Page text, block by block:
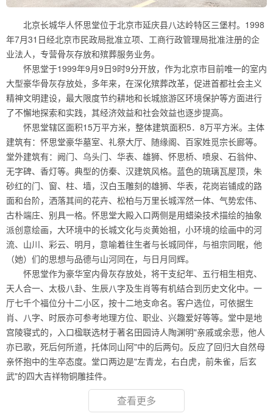
北京长城华人怀思堂位于北京市延庆县八达岭特区三堡村。1998
年7月31日经北京市民政局批准立项、工商行政管理局批准注册的企
业法人，专营骨灰存放和殡葬服务业务。
怀思堂于1999年9月9日9时9分开放，作为北京市目前唯一的室内
大型豪华骨灰存放处，多年来，在深化殡葬改革，促进首都社会主义
精神文明建设，最大限度节约耕地和长城旅游区环境保护等方面进行
了不懈地探索和实践，其经济效益和社会效益也逐步提高。
怀思堂辖区面积15万平方米，整体建筑面积5．8万平方米。主体
建筑有：怀思堂豪华墓室、礼祭大厅、随缘阁、百家姓觅宗长廊等。
堂外建筑有：阙门、乌头门、华表、雄狮、怀思桥、喷泉、石翁仲、
无字碑、香灯等。典型的仿秦、汉建筑风格。蓝色的琉璃瓦屋顶，朱
砂红的门、窗、柱、墙，汉白玉雕刻的雄狮、华表，花岗岩铺成的路
面和台阶，洒落其间的花卉、松柏与万里长城浑然一体、气势宏伟、
古朴端庄、别具一格。怀思堂大殿入口两侧是用蜡染技术描绘的抽象
派创意绘画，大环境中的长城文化与炎黄始祖，小环境的绘画中的河
流、山川、彩云、明月，意喻着往生者与长城同伴，与祖宗同眠，他
（她）们的思想与品德与山河同在，与日月同辉。
怀思堂作为豪华室内骨灰存放处，将干支纪年、五行相生相克、
天人合一、太极八卦、生辰八字及生肖等有机结合到历史文化中。一
厅七千个福位分十二小区，按十二地支命名。客户选位，可依据生
肖、八字、时辰亦可参考地理方位、职业、兴趣爱好等等。堂中是地
宫陵寝式的，入口楹联选材于著名田园诗人陶渊明"亲戚或余悲，他人
亦已歌，死后何所道，托体同山阿"中的后两句。反应了回归大自然母
亲怀抱中的生卒态度。堂口两边是"左青龙，右白虎，前朱雀，后玄
武"的四大吉祥物铜雕挂件。
查看更多